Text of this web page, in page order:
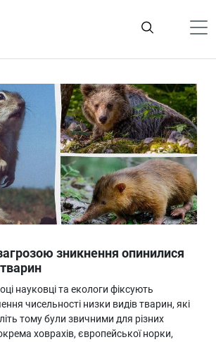
зникнення опинилися
тварин
науковці та екологи фіксують
чисельності низки видів тварин, які
тому були звичними для різних
ховрахів, європейської норки,